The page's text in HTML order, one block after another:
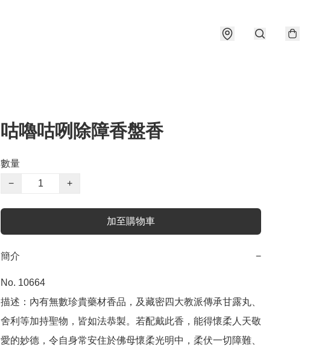
咕嚕咕咧除障香盤香
數量
−
+
加至購物車
簡介 −
No. 10664
描述：內有無數珍貴藥材香品，及藏密四大教派傳承甘露丸、
舍利等加持聖物，皆如法恭製。若配戴此香，能得懷柔人天敬
愛的妙德，令自身常安住於佛母懷柔光明中，柔伏一切障難、